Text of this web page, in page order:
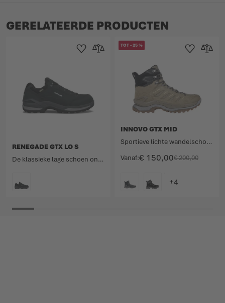
GERELATEERDE PRODUCTEN
RENEGADE GTX LO S
De klassieke lage schoen onder de multifunctionele schoenen.
Toevoegen aan verlanglijst
Toevoegen om te vergelijken
TOT-25%
Vanaf € 150,00€ 200,00
INNOVO GTX MID
Sportieve lichte wandelschoen met GORE-TEX-membraan.
Toevoegen